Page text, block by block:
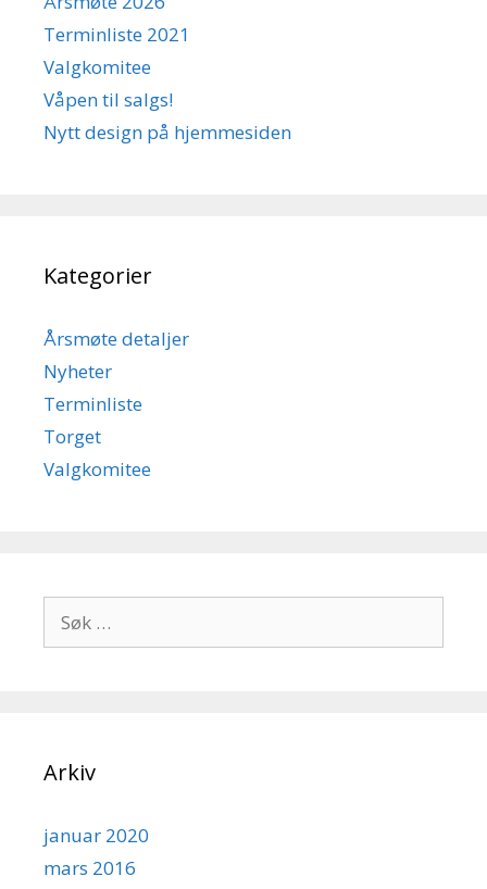
Terminliste 2021
Valgkomitee
Våpen til salgs!
Nytt design på hjemmesiden
Kategorier
Årsmøte detaljer
Nyheter
Terminliste
Torget
Valgkomitee
e
:
Arkiv
januar 2020
mars 2016